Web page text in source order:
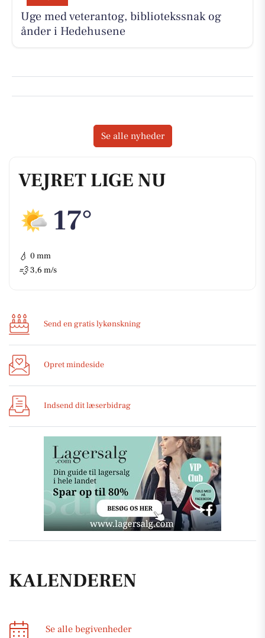
VEJRET LIGE NU
17°
💧 0 mm
💨 3,6 m/s
Send en gratis lykønskning
Opret mindeside
Indsend dit læserbidrag
KALENDEREN
Se alle begivenheder
Uge med veterantog, bibliotekssnak og
ånder i Hedehusene
Se alle nyheder